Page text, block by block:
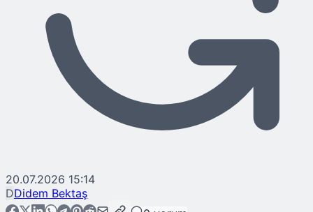
20.07.2026 15:14
DDidem Bektaş